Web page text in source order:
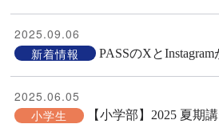
2025.09.06
新着情報
PASSのXと
2025.06.05
小学生
【小学部】2025 夏期